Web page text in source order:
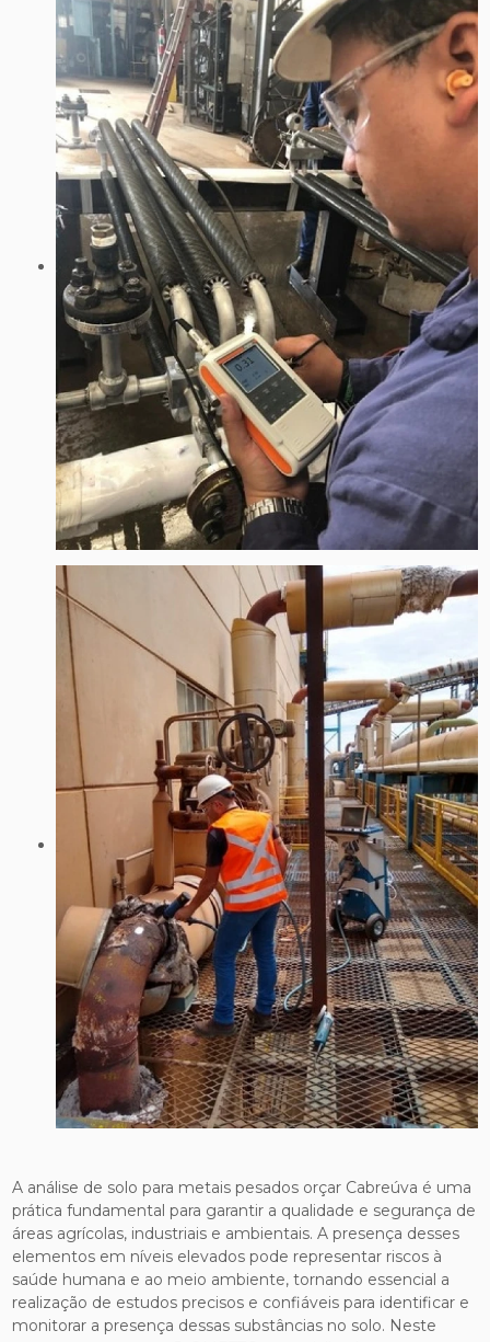
A análise de solo para metais pesados orçar Cabreúva é uma
prática fundamental para garantir a qualidade e segurança de
áreas agrícolas, industriais e ambientais. A presença desses
elementos em níveis elevados pode representar riscos à
saúde humana e ao meio ambiente, tornando essencial a
realização de estudos precisos e confiáveis para identificar e
monitorar a presença dessas substâncias no solo. Neste